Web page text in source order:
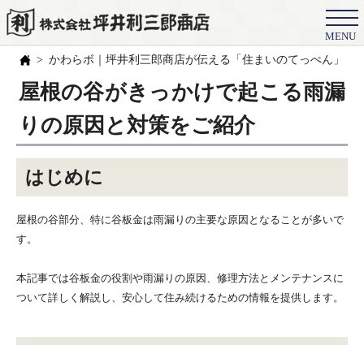
会社概要
選ばれる理由
施工事例
お客様の声
スタッフ
職人紹介
よくある質問
MENU
かわらボ｜坪井利三郎商店が伝える「住まいのてっぺん」の
屋根の谷がきっかけで起こる雨漏
りの原因と対策をご紹介
はじめに
屋根の谷部分、特に谷板金は雨漏りの主要な原因となることが多いで
す。
本記事では谷板金の役割や雨漏りの原因、修理方法とメンテナンスに
ついて詳しく解説し、安心して住み続けるための情報を提供します。